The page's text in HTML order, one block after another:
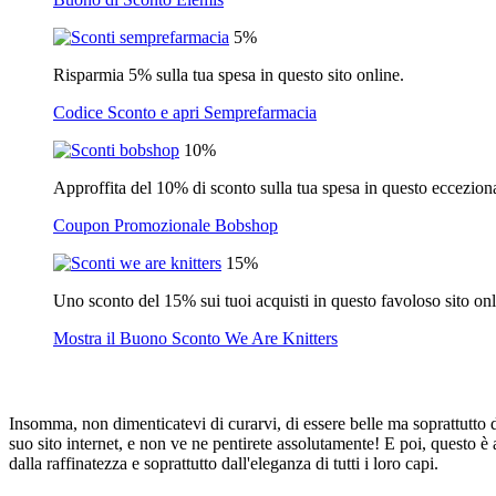
5%
Risparmia 5% sulla tua spesa in questo sito online.
Codice Sconto e apri Semprefarmacia
10%
Approffita del 10% di sconto sulla tua spesa in questo
Coupon Promozionale Bobshop
15%
Uno sconto del 15% sui tuoi acquisti in questo favoloso sito
Mostra il Buono Sconto We Are Knitters
Insomma, non dimenticatevi di curarvi, di essere belle ma
suo sito internet, e non ve ne pentirete assolutamente! E poi, questo
dalla raffinatezza e soprattutto dall'eleganza di tutti i loro capi.